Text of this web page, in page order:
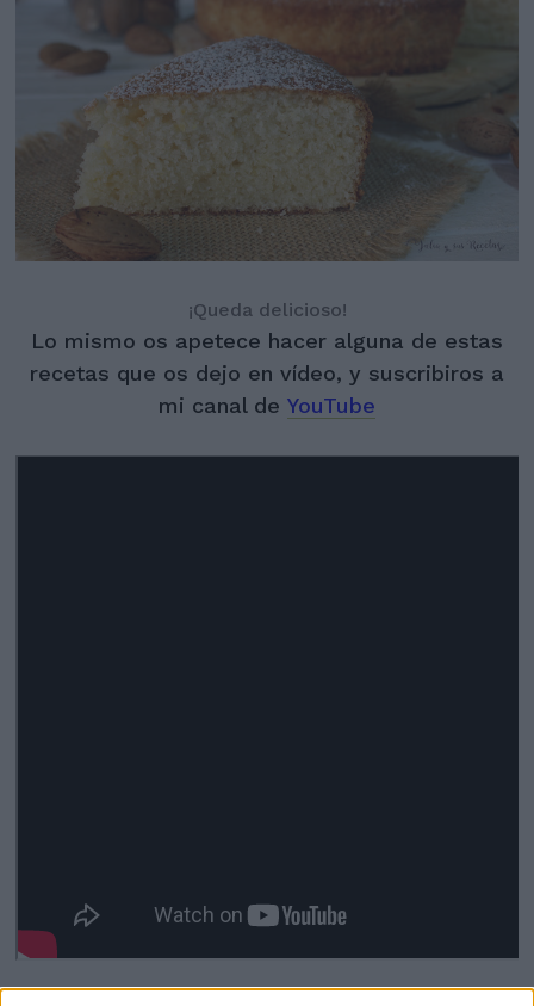
¡Queda delicioso!
Lo mismo os apetece hacer alguna de estas
recetas que os dejo en vídeo, y suscribiros a
mi canal de YouTube